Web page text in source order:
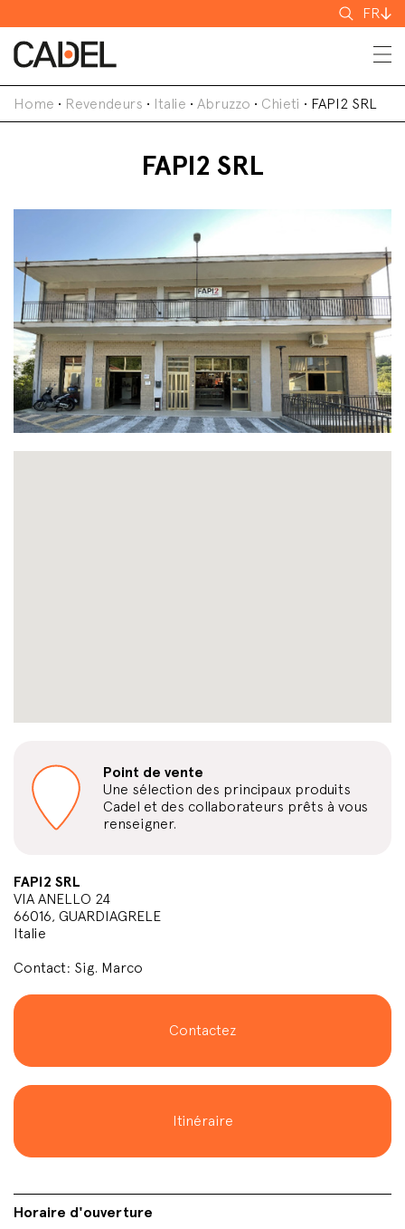
FR
Home • Revendeurs • Italie • Abruzzo • Chieti • FAPI2 SRL
FAPI2 SRL
Point de vente
Une sélection des principaux produits
Cadel et des collaborateurs prêts à vous
renseigner.
FAPI2 SRL
VIA ANELLO 24
66016, GUARDIAGRELE
Italie
Contact: Sig. Marco
Contactez
Itinéraire
Horaire d'ouverture